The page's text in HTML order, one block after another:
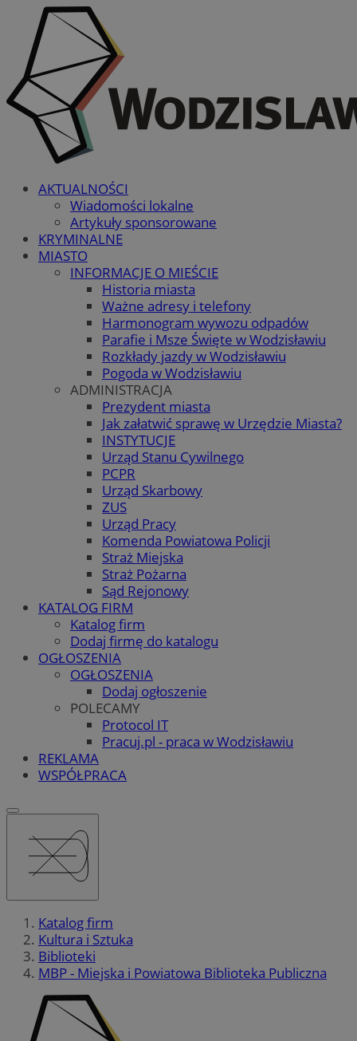
AKTUALNOŚCI
Wiadomości lokalne
Artykuły sponsorowane
KRYMINALNE
MIASTO
INFORMACJE O MIEŚCIE
Historia miasta
Ważne adresy i telefony
Harmonogram wywozu odpadów
Parafie i Msze Święte w Wodzisławiu
Rozkłady jazdy w Wodzisławiu
Pogoda w Wodzisławiu
ADMINISTRACJA
Prezydent miasta
Jak załatwić sprawę w Urzędzie Miasta?
INSTYTUCJE
Urząd Stanu Cywilnego
PCPR
Urząd Skarbowy
ZUS
Urząd Pracy
Komenda Powiatowa Policji
Straż Miejska
Straż Pożarna
Sąd Rejonowy
KATALOG FIRM
Katalog firm
Dodaj firmę do katalogu
OGŁOSZENIA
OGŁOSZENIA
Dodaj ogłoszenie
POLECAMY
Protocol IT
Pracuj.pl - praca w Wodzisławiu
REKLAMA
WSPÓŁPRACA
Katalog firm
Kultura i Sztuka
Biblioteki
MBP - Miejska i Powiatowa Biblioteka Publiczna